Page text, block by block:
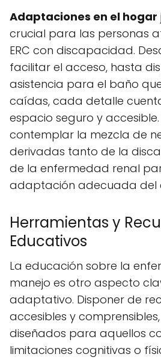
Adaptaciones en el hogar
crucial para las personas
ERC con discapacidad.
facilitar el acceso, hasta
asistencia para el baño
caídas, cada detalle
espacio seguro y accesible.
contemplar la mezcla de
derivadas tanto de la
de la enfermedad renal
adaptación adecuada del
Herramientas y
Educativos
La educación sobre la
manejo es otro aspecto
adaptativo. Disponer de
accesibles y
diseñados para aquellos
limitaciones cognitivas o